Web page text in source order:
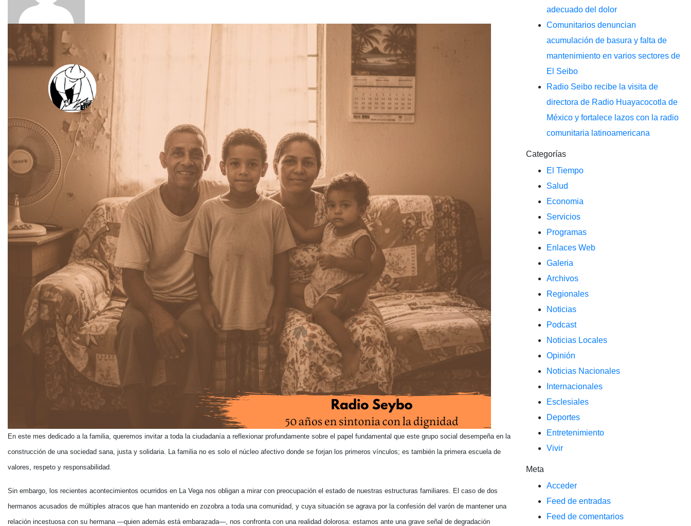
En este mes dedicado a la familia, queremos invitar a toda la ciudadanía a reflexionar profundamente sobre el papel fundamental que este grupo social desempeña en la
construcción de una sociedad sana, justa y solidaria. La familia no es solo el núcleo afectivo donde se forjan los primeros vínculos; es también la primera escuela de
valores, respeto y responsabilidad.
Sin embargo, los recientes acontecimientos ocurridos en La Vega nos obligan a mirar con preocupación el estado de nuestras estructuras familiares. El caso de dos
hermanos acusados de múltiples atracos que han mantenido en zozobra a toda una comunidad, y cuya situación se agrava por la confesión del varón de mantener una
relación incestuosa con su hermana —quien además está embarazada—, nos confronta con una realidad dolorosa: estamos ante una grave señal de degradación
adecuado del dolor
Comunitarios denuncian
acumulación de basura y falta de
mantenimiento en varios sectores de
El Seibo
Radio Seibo recibe la visita de
directora de Radio Huayacocotla de
México y fortalece lazos con la radio
comunitaria latinoamericana
Categorías
El Tiempo
Salud
Economia
Servicios
Programas
Enlaces Web
Galeria
Archivos
Regionales
Noticias
Podcast
Noticias Locales
Opinión
Noticias Nacionales
Internacionales
Esclesiales
Deportes
Entretenimiento
Vivir
Meta
Acceder
Feed de entradas
Feed de comentarios